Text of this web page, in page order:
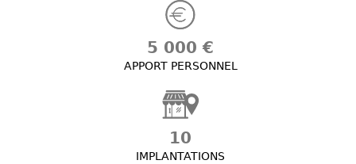
5 000 €
APPORT PERSONNEL
10
IMPLANTATIONS